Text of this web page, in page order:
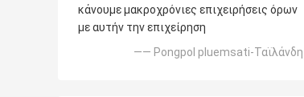
κάνουμε μακροχρόνιες επιχειρήσεις όρων
με αυτήν την επιχείρηση
—— Pongpol pluemsati-Ταϊλάνδη